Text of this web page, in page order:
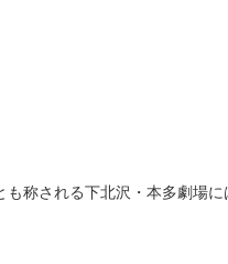
称される下北沢・本多劇場に